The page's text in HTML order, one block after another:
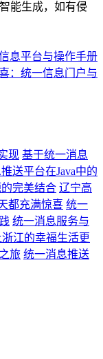
能生成，如有侵
息平台与操作手册
：统一信息门户与
现 基于统一消息
送平台在Java中的
完美结合 辽宁高
都充满惊喜 统一
统一消息服务与
江的幸福生活更
旅 统一消息推送